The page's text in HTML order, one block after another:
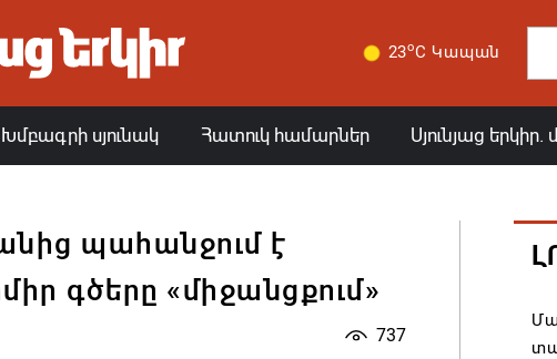
23oC Կապան
Խմբագրի սյունակ Հատուկ համարներ Սյունյաց
պահանջում է
գծերը «միջանցքում»
737